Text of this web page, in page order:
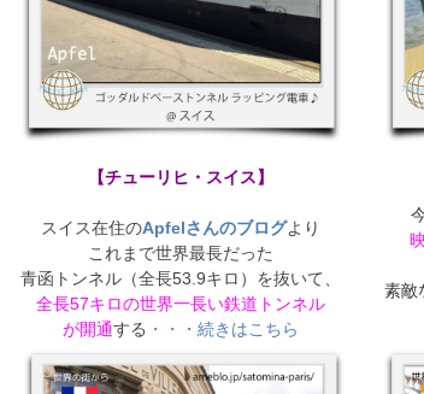
【チューリヒ・スイス】
スイス在住のApfelさんのブログより
これまで世界最長だった
青函トンネル（全長53.9キロ）を抜いて、
全長57キロの世界一長い鉄道トンネル
が開通する ・・・続きはこちら
素敵